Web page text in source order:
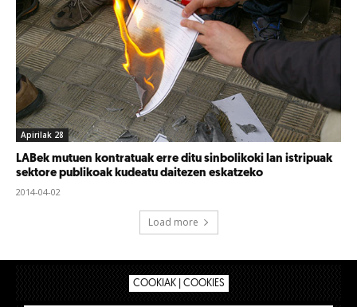
Apirilak 28
LABek mutuen kontratuak erre ditu sinbolikoki lan istripuak
sektore publikoak kudeatu daitezen eskatzeko
2014-04-02
Load more
COOKIAK | COOKIES